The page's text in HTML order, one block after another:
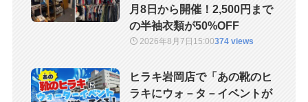
月8日から開催！2,500円まで
の半袖衣類が50%OFF
2026年8月7日 15:00374 views
ヒラキ岩岡店で「あの靴のヒ
ラキにウォ－タ－イベントが